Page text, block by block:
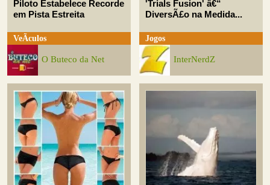
Piloto Estabelece Recorde
em Pista Estreita
VeÃ­culos
O Buteco da Net
'Trials Fusion' â€“
DiversÃ£o na Medida...
Jogos
InterNerdZ